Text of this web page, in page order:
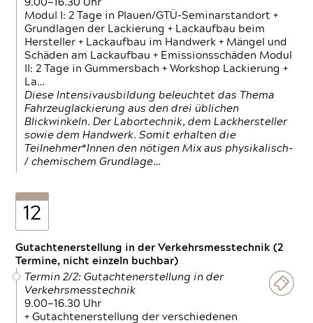
9.00—16.30 Uhr
Modul I: 2 Tage in Plauen/GTÜ-Seminarstandort +
Grundlagen der Lackierung + Lackaufbau beim
Hersteller + Lackaufbau im Handwerk + Mängel und
Schäden am Lackaufbau + Emissionsschäden Modul
II: 2 Tage in Gummersbach + Workshop Lackierung +
La…
Diese Intensivausbildung beleuchtet das Thema
Fahrzeuglackierung aus den drei üblichen
Blickwinkeln. Der Labortechnik, dem Lackhersteller
sowie dem Handwerk. Somit erhalten die
Teilnehmer*Innen den nötigen Mix aus physikalisch-
/ chemischem Grundlage…
12
Gutachtenerstellung in der Verkehrsmesstechnik (2
Termine, nicht einzeln buchbar)
Termin 2/2: Gutachtenerstellung in der
Verkehrsmesstechnik
9.00—16.30 Uhr
+ Gutachtenerstellung der verschiedenen